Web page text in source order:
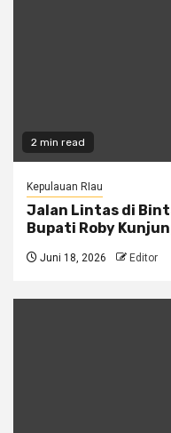
2 min read
Kepulauan RIau
Jalan Lintas di
Bupati Roby
Juni 18, 2026 Editor